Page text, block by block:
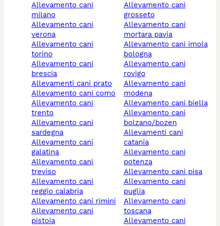
allevamento cani
milano
allevamento cani
verona
allevamento cani
torino
allevamento cani
brescia
allevamenti cani prato
allevamento cani como
allevamento cani
trento
allevamento cani
sardegna
allevamento cani
galatina
allevamento cani
treviso
allevamento cani
reggio calabria
allevamento cani rimini
allevamento cani
pistoia
allevamento cani
grosseto
allevamento cani
mortara pavia
allevamento cani imola
bologna
allevamento cani
rovigo
allevamento cani
modena
allevamento cani biella
allevamento cani
bolzano/bozen
allevamenti cani
catania
allevamento cani
potenza
allevamento cani pisa
allevamento cani
puglia
allevamento cani
toscana
allevamento cani